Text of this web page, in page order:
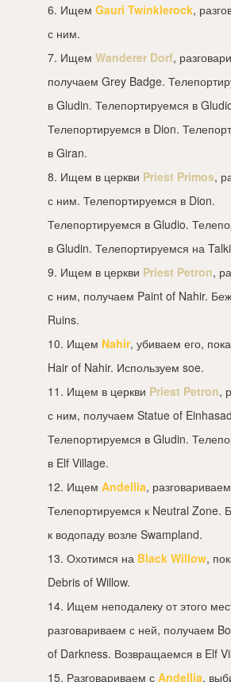
6. Ищем Gauri Twinklerock,
с ним.
7. Ищем Wanderer Dorf,
получаем Grey Badge.
в Gludin. Телепортируемся в
Телепортируемся в Dion.
в Giran.
8. Ищем в церкви Priest Primos,
с ним. Телепортируемся в Dion.
Телепортируемся в Gludio.
в Gludin. Телепортируемся на
9. Ищем в церкви Priest Petron,
с ним, получаем Paint of Nahir.
Ruins.
10. Ищем Nahir, убиваем его,
Hair of Nahir. Используем soe.
11. Ищем в церкви Priest Petron,
с ним, получаем Statue of
Телепортируемся в Gludin.
в Elf Village.
12. Ищем Andellia,
Телепортируемся к Neutral Zone.
к водопаду возле Swampland.
13. Охотимся на Black Willow,
Debris of Willow.
14. Ищем неподалеку от этого
разговариваем с ней, получаем
of Darkness. Возвращаемся в Elf
15. Разговариваем с Andellia,